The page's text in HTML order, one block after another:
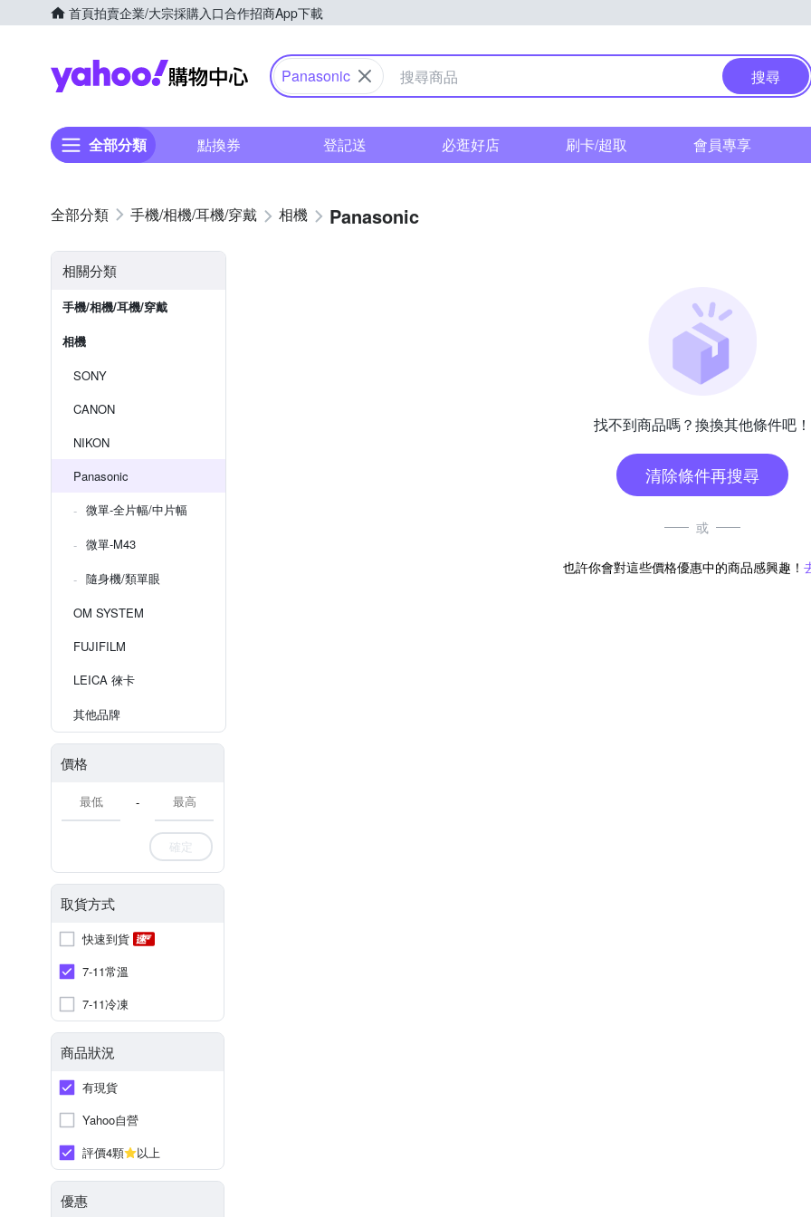
首頁拍賣企業/大宗採購入口合作招商App下載
Yahoo購物中心
Panasonic 搜尋
全部分類 點換券 登記送 必逛好店 刷卡/超取 會員專享
手機/相機/耳機/穿戴 相機 Panasonic
相關分類
手機/相機/耳機/穿戴
相機
SONY
CANON
NIKON
Panasonic
微單-全片幅/中片幅
微單-M43
隨身機/類單眼
OM SYSTEM
FUJIFILM
LEICA 徠卡
其他品牌
價格
-
確定
取貨方式
快速到貨
7-11常溫
7-11冷凍
商品狀況
有現貨
Yahoo自營
評價4顆
以上
優惠
找不到商品嗎？換換其他條件吧！
清除條件再搜尋
或
也許你會對這些價格優惠中的商品感興趣！